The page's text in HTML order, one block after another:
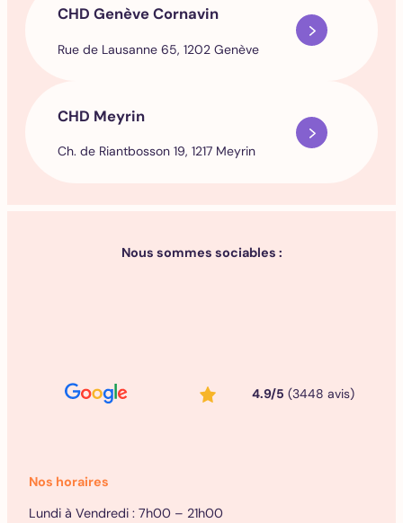
CHD Genève Cornavin
Rue de Lausanne 65, 1202 Genève
CHD Meyrin
Ch. de Riantbosson 19, 1217 Meyrin
Nous sommes sociables :
4.9/5 (3448 avis)
Nos horaires
Lundi à Vendredi : 7h00 – 21h00